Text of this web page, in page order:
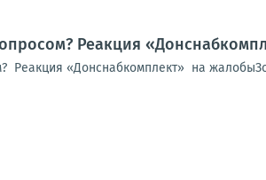
Реакция
Реакция «Донснабкомплект» на